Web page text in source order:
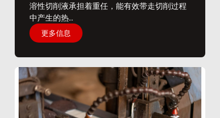
溶性切削液承担着重任，能有效带走切削过程
中产生的热...
更多信息